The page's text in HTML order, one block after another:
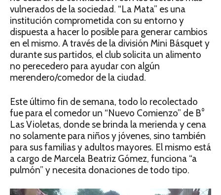
vulnerados de la sociedad. “La Mata” es una
institución comprometida con su entorno y
dispuesta a hacer lo posible para generar cambios
en el mismo. A través de la división Mini Básquet y
durante sus partidos, el club solicita un alimento
no perecedero para ayudar con algún
merendero/comedor de la ciudad.
Este último fin de semana, todo lo recolectado
fue para el comedor un “Nuevo Comienzo” de B°
Las Violetas, donde se brinda la merienda y cena
no solamente para niños y jóvenes, sino también
para sus familias y adultos mayores. El mismo está
a cargo de Marcela Beatriz Gómez, funciona “a
pulmón” y necesita donaciones de todo tipo.